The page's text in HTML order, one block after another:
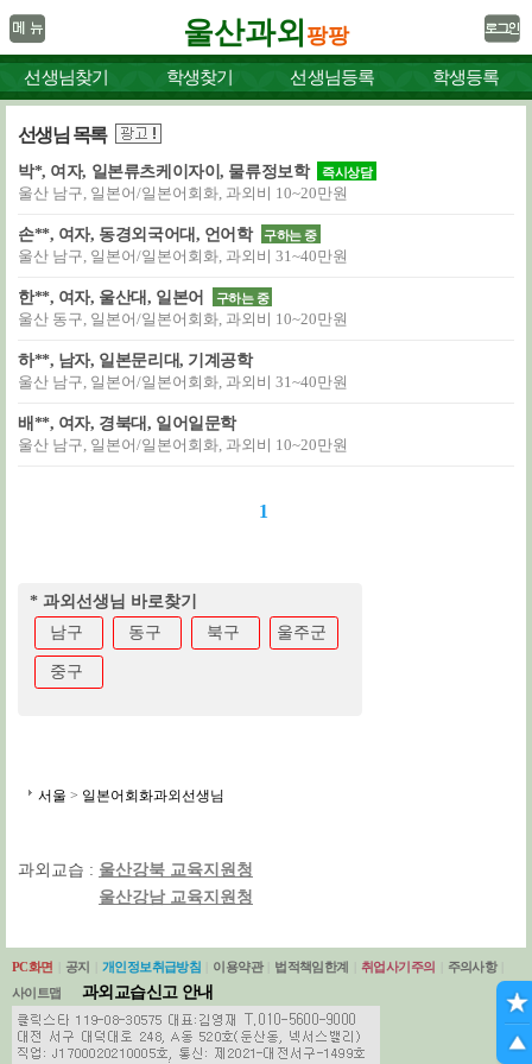
울산과외 팡팡
선생님찾기 학생찾기 선생님등록 학생등록
선생님 목록
박*, 여자, 일본류츠케이자이, 물류정보학 즉시상담
울산 남구, 일본어/일본어회화, 과외비 10~20만원
손**, 여자, 동경외국어대, 언어학 구하는 중
울산 남구, 일본어/일본어회화, 과외비 31~40만원
한**, 여자, 울산대, 일본어 구하는 중
울산 동구, 일본어/일본어회화, 과외비 10~20만원
하**, 남자, 일본문리대, 기계공학
울산 남구, 일본어/일본어회화, 과외비 31~40만원
배**, 여자, 경북대, 일어일문학
울산 남구, 일본어/일본어회화, 과외비 10~20만원
1
* 과외선생님 바로찾기
남구
동구 북구 울주군
중구
서울 > 일본어회화과외선생님
과외교습 : 울산강북 교육지원청
울산강남 교육지원청
PC화면 공지 개인정보취급방침 이용약관 법적책임한계 취업사기주의 주의사항
사이트맵
과외교습신고 안내